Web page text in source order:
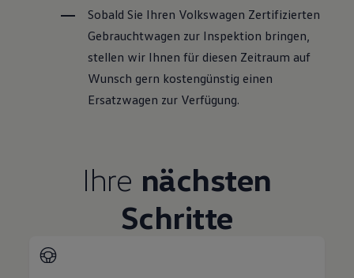
Sobald Sie Ihren Volkswagen Zertifizierten
Gebrauchtwagen zur Inspektion bringen,
stellen wir Ihnen für diesen Zeitraum auf
Wunsch gern kostengünstig einen
Ersatzwagen zur Verfügung.
Ihre nächsten
Schritte